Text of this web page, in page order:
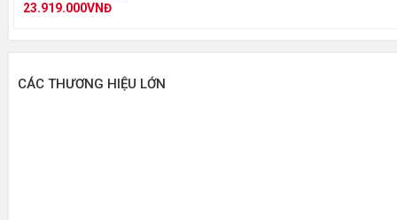
23.919.000VNĐ
CÁC THƯƠNG HIỆU LỚN